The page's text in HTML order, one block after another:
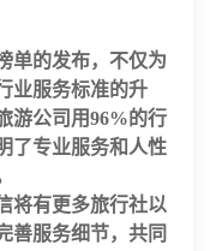
单的发布，不仅为
业服务标准的升
游公司 用96%的行
了专业服务和人性
将有更多旅行社以
善服务细节，共同